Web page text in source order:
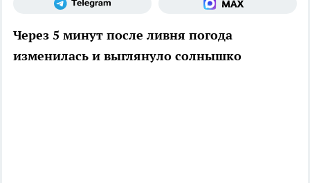
Через 5 минут после ливня погода
изменилась и выглянуло солнышко